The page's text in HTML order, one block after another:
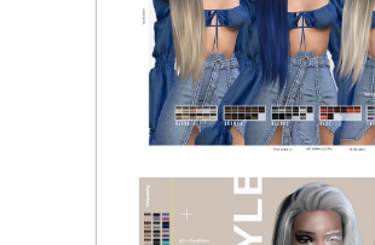
Прическа Emerald by Leah Lillith